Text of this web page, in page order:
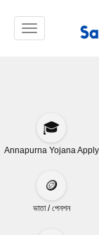
Toggle
🎓
Annapurna Yojana Apply
🪙
ভাতা / পেনশন